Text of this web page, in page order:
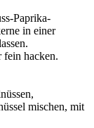
Paprika-
in einer
fein hacken.
mischen, mit